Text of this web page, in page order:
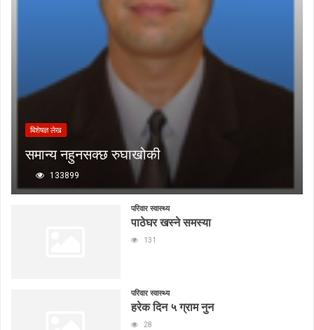
बिशेषज्ञ लेख
समान्य नहुनसक्छ रुघाखोकी
133899
परिवार स्वास्थ्य
पाठेघर खस्ने समस्या
131
परिवार स्वास्थ्य
हरेक दिन ५ ग्राम नुन
28